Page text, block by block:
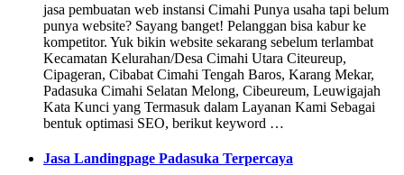
jasa pembuatan web instansi Cimahi Punya usaha tapi belum
punya website? Sayang banget! Pelanggan bisa kabur ke
kompetitor. Yuk bikin website sekarang sebelum terlambat
Kecamatan Kelurahan/Desa Cimahi Utara Citeureup,
Cipageran, Cibabat Cimahi Tengah Baros, Karang Mekar,
Padasuka Cimahi Selatan Melong, Cibeureum, Leuwigajah
Kata Kunci yang Termasuk dalam Layanan Kami Sebagai
bentuk optimasi SEO, berikut keyword …
Jasa Landingpage Padasuka Terpercaya